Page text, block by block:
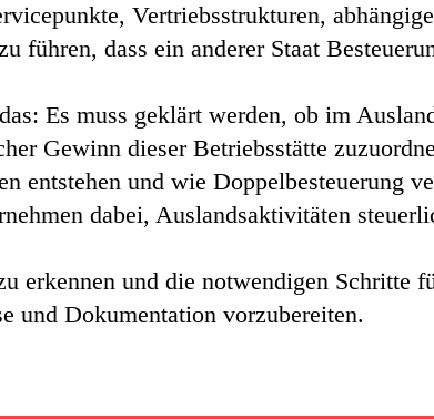
Vertriebsstrukturen,
führen, dass ein anderer Staat
Es muss geklärt werden, ob im
Gewinn dieser Betriebsstätte
entstehen und wie Doppelbesteuerung
dabei, Auslandsaktivitäten
erkennen und die notwendigen Schritte
und Dokumentation vorzubereiten.